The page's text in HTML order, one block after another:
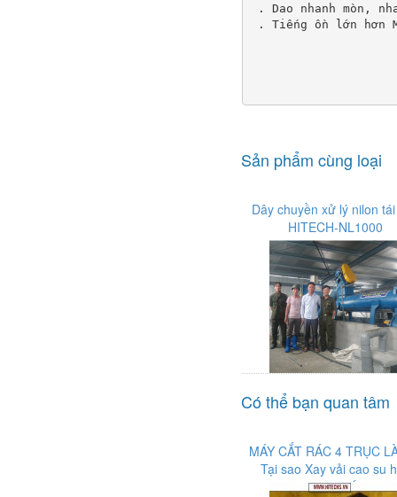
. Dao nhanh mòn,
. Tiếng ồn lớn hơn
Sản phẩm cùng loại
Dây chuyền xử lý nilon
HITECH-NL1000
Có thể bạn quan tâm
MÁY CẮT RÁC 4 TRỤC
Tại sao Xay vải cao su
dùng nhất?